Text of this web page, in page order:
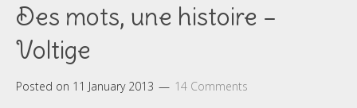
Des mots, une histoire –
Voltige
Posted on 11 January 2013 14 Comments